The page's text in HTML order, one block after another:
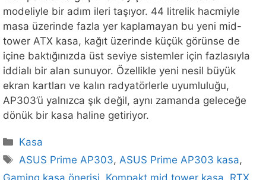
modeliyle bir adım ileri taşıyor. 44 litrelik hacmiyle
masa üzerinde fazla yer kaplamayan bu yeni mid-
tower ATX kasa, kağıt üzerinde küçük görünse de
içine baktığınızda üst seviye sistemler için fazlasıyla
iddialı bir alan sunuyor. Özellikle yeni nesil büyük
ekran kartları ve kalın radyatörlerle uyumluluğu,
AP303’ü yalnızca şık değil, aynı zamanda geleceğe
dönük bir kasa haline getiriyor.
Kategoriler
Kasa
Etiketler
ASUS Prime AP303,ASUS Prime AP303 kasa,